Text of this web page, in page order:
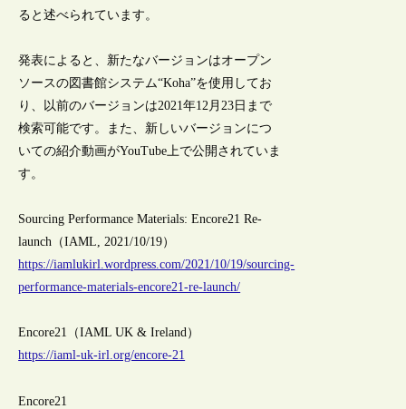
ると述べられています。
発表によると、新たなバージョンはオープン
ソースの図書館システム“Koha”を使用してお
り、以前のバージョンは2021年12月23日まで
検索可能です。また、新しいバージョンにつ
いての紹介動画がYouTube上で公開されていま
す。
Sourcing Performance Materials: Encore21 Re-
launch（IAML, 2021/10/19）
https://iamlukirl.wordpress.com/2021/10/19/sourcing-
performance-materials-encore21-re-launch/
Encore21（IAML UK & Ireland）
https://iaml-uk-irl.org/encore-21
Encore21